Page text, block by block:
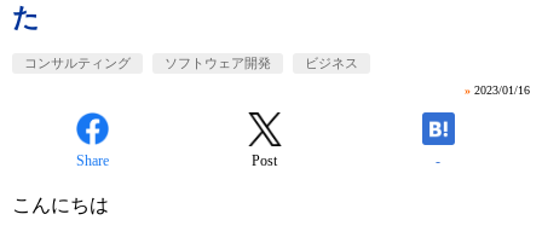
た
コンサルティング ソフトウェア開発 ビジネス
» 2023/01/16
Share Post -
こんにちは